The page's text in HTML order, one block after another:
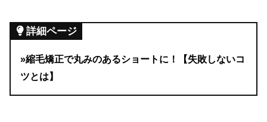
詳細ページ
»縮毛矯正で丸みのあるショートに！【失敗しないコ
ツとは】